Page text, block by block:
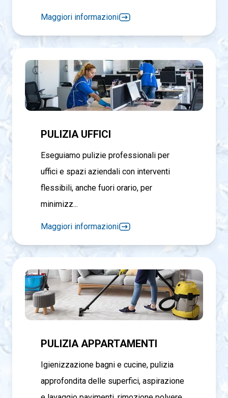
Maggiori informazioni
PULIZIA UFFICI
Eseguiamo pulizie professionali per
uffici e spazi aziendali con interventi
flessibili, anche fuori orario, per
minimizz...
Maggiori informazioni
PULIZIA APPARTAMENTI
Igienizzazione bagni e cucine, pulizia
approfondita delle superfici, aspirazione